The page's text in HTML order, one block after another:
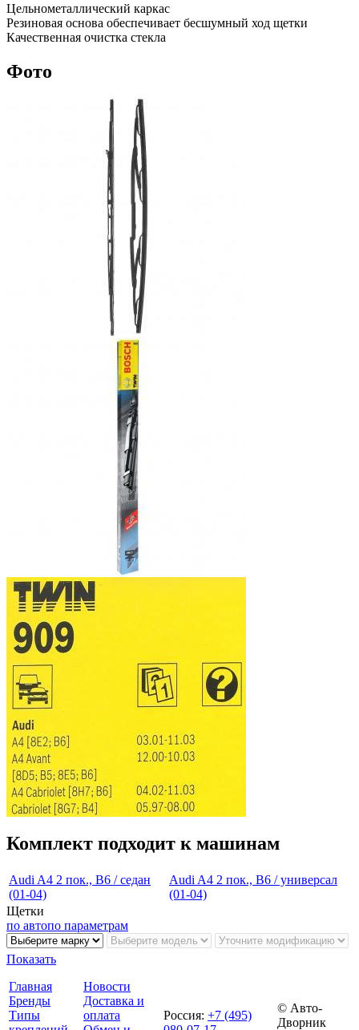
Цельнометаллический каркас
Резиновая основа обеспечивает бесшумный ход щетки
Качественная очистка стекла
Фото
Комплект подходит к машинам
Audi A4 2 пок., B6 / седан
(01-04)
Audi A4 2 пок., B6 / универсал
(01-04)
Щетки
по автопо параметрам
Показать
Главная
Бренды
Типы
Новости
Доставка и
оплата
Россия: +7 (495)
© Авто-
Дворник